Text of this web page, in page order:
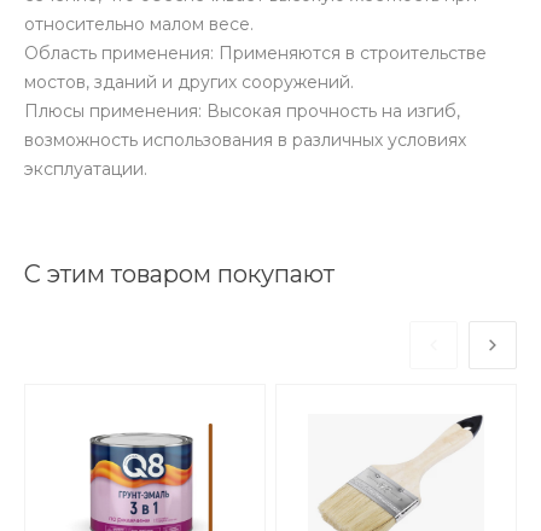
относительно малом весе.
Область применения: Применяются в строительстве
мостов, зданий и других сооружений.
Плюсы применения: Высокая прочность на изгиб,
возможность использования в различных условиях
эксплуатации.
С этим товаром покупают